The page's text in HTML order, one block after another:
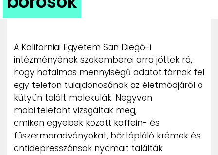
IMPRESSZUM
PR-ARCHÍVUM
ADATKEZELÉSI TÁJÉKOZTATÓ
A Kaliforniai Egyetem San Diegó-i
intézményének szakemberei arra jöttek rá,
hogy hatalmas mennyiségű adatot tárnak fel
egy telefon tulajdonosának az életmódjáról a
kütyün talált molekulák. Negyven
mobiltelefont vizsgáltak meg,
amiken egyebek között koffein- és
fűszermaradványokat, bőrtápláló krémek és
antidepresszánsok nyomait találták.